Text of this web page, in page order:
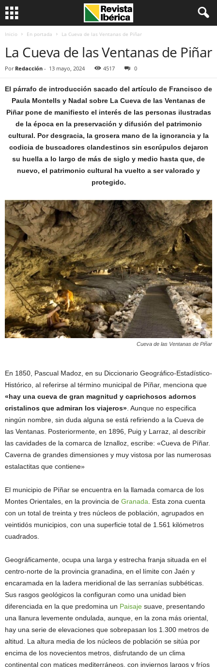
Inicio En portada La Cueva de las Ventanas de Piñar
La Cueva de las Ventanas de Piñar
Por Redacción - 13 mayo, 2024 4517 0
El párrafo de introducción sacado del artículo de Francisco de
Paula Montells y Nadal sobre La Cueva de las Ventanas de
Piñar pone de manifiesto el interés de las personas ilustradas
de la época en la preservación y difusión del patrimonio
cultural. Por desgracia, la grosera mano de la ignorancia y la
codicia de buscadores clandestinos sin escrúpulos dejaron
su huella a lo largo de más de siglo y medio hasta que, de
nuevo, el patrimonio cultural ha vuelto a ser valorado y
protegido.
Cueva de las Ventanas de Piñar
En 1850, Pascual Madoz, en su Diccionario Geográfico-Estadístico-
Histórico, al referirse al término municipal de Píñar, menciona que
«hay una cueva de gran magnitud y caprichosos adornos
cristalinos que admiran los viajeros» . Aunque no especifica
ningún nombre, sin duda alguna se está refiriendo a la Cueva de
las Ventanas. Posteriormente, en 1896, Puig y Larraz, al describir
las cavidades de la comarca de Iznalloz, escribe: «Cueva de Píñar.
Caverna de grandes dimensiones y muy vistosa por las numerosas
estalactitas que contiene»
El municipio de Píñar se encuentra en la llamada comarca de los
Montes Orientales, en la provincia de Granada . Esta zona cuenta
con un total de treinta y tres núcleos de población, agrupados en
veintidós municipios, con una superficie total de 1.561 kilómetros
cuadrados.
Geográficamente, ocupa una larga y estrecha franja situada en el
centro-norte de la provincia granadina, en el límite con Jaén y
encaramada en la ladera meridional de las serranías subbéticas.
Sus rasgos geológicos la configuran como una unidad bien
diferenciada en la que predomina un Paisaje suave, presentando
una llanura levemente ondulada, aunque, en la zona más oriental,
hay una serie de elevaciones que sobrepasan los 1.300 metros de
altitud. La altura media de los núcleos de población se sitúa por
encima de los novecientos metros, disfrutando de un clima
continental con matices mediterráneos, con inviernos largos y fríos